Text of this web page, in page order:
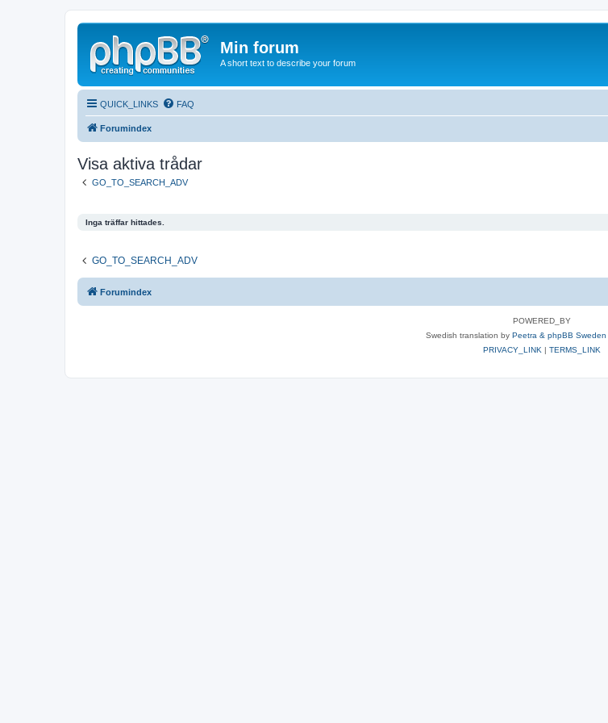
Min forum
A short text to describe your forum
QUICK_LINKS FAQ
Forumindex
Visa aktiva trådar
GO_TO_SEARCH_ADV
Inga träffar hittades.
GO_TO_SEARCH_ADV
Forumindex
POWERED_BY
Swedish translation by Peetra & phpBB Sweden
PRIVACY_LINK | TERMS_LINK